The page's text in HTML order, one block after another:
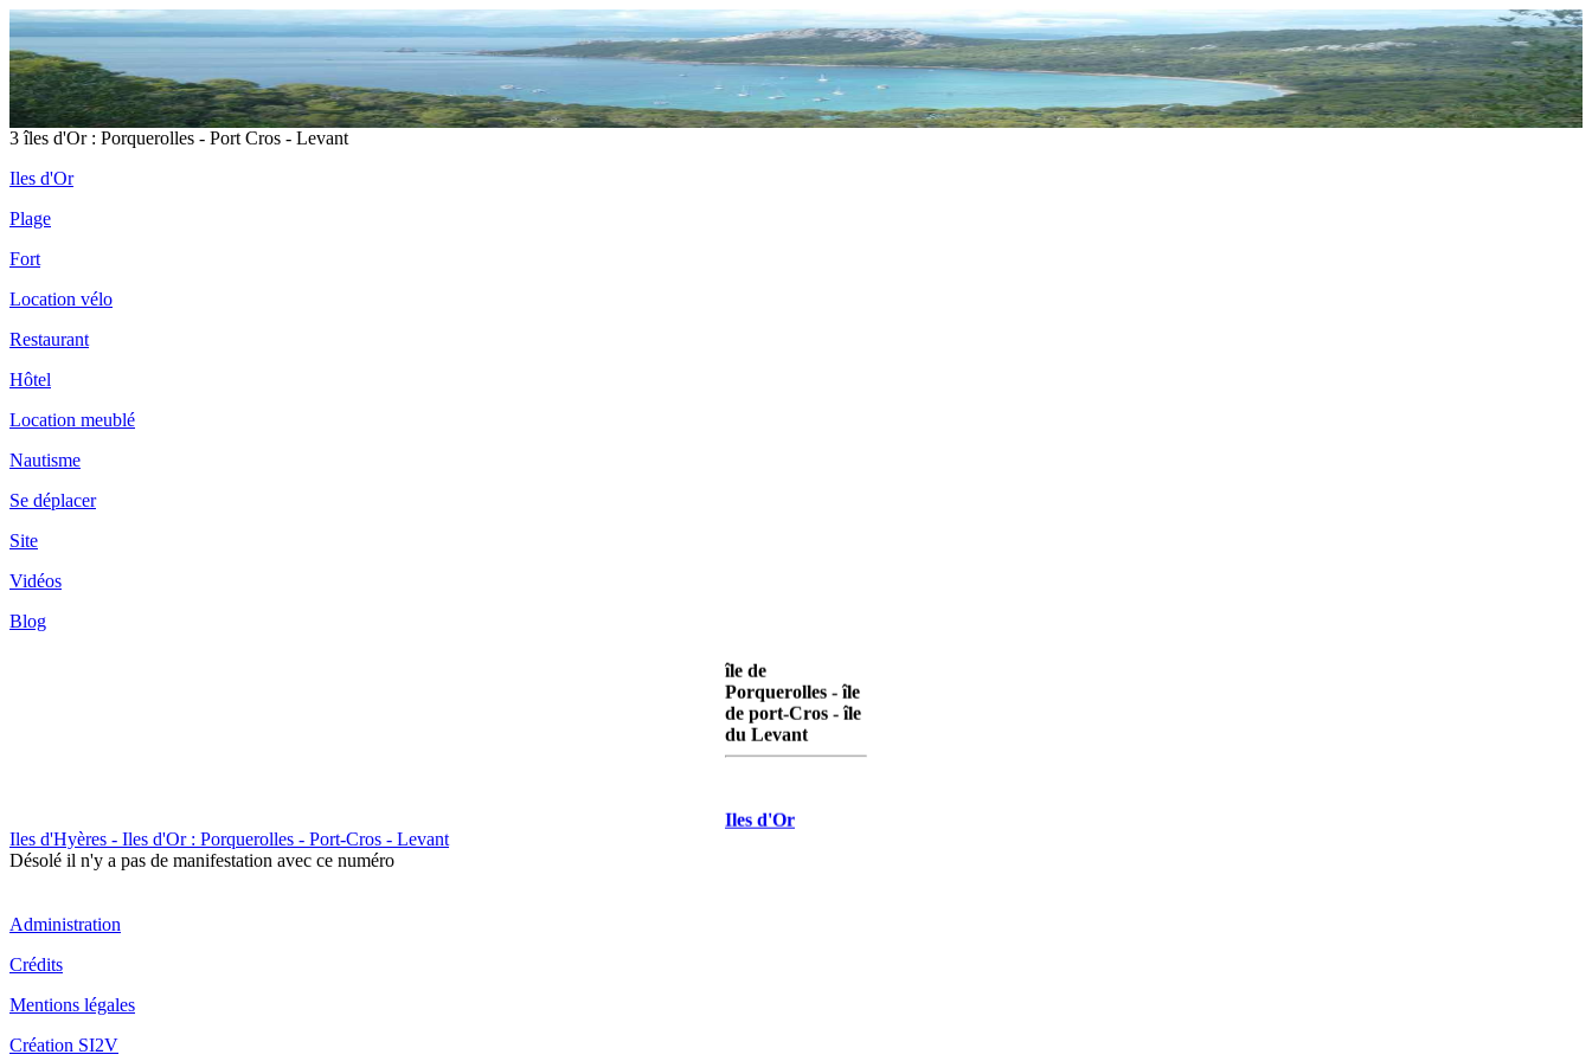
3 îles d'Or : Porquerolles - Port Cros - Levant
Iles d'Or
Plage
Fort
Location vélo
Restaurant
Hôtel
Location meublé
Nautisme
Se déplacer
Site
Vidéos
Blog
île de
Porquerolles - île
de port-Cros - île
du Levant
Iles d'Or
Porquerolles
Iles d'Hyères - Iles d'Or : Porquerolles - Port-Cros - Levant
Désolé il n'y a pas de manifestation avec ce numéro
Administration
Crédits
Mentions légales
Création SI2V